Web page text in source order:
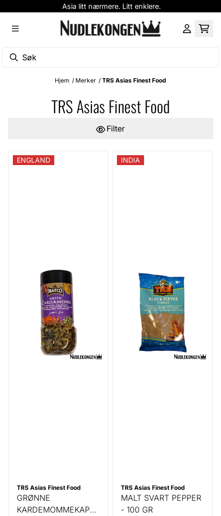
Asia litt nærmere. Litt enklere.
Hjem / Merker / TRS Asias Finest Food
TRS Asias Finest Food
Filter
ENGLAND
TRS Asias Finest Food
GRØNNE
KARDEMOMMEKAPSLER
INDIA
TRS Asias Finest Food
MALT SVART PEPPER
- 100 GR